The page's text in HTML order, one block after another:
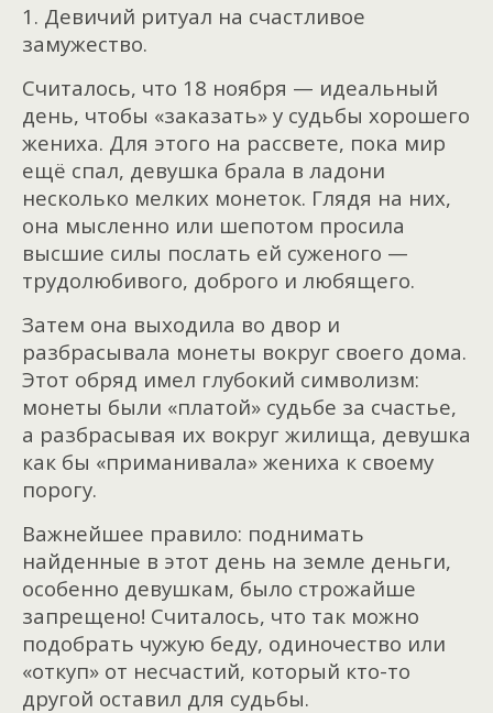
1. Девичий ритуал на счастливое
замужество.
Считалось, что 18 ноября — идеальный
день, чтобы «заказать» у судьбы хорошего
жениха. Для этого на рассвете, пока мир
ещё спал, девушка брала в ладони
несколько мелких монеток. Глядя на них,
она мысленно или шепотом просила
высшие силы послать ей суженого —
трудолюбивого, доброго и любящего.
Затем она выходила во двор и
разбрасывала монеты вокруг своего дома.
Этот обряд имел глубокий символизм:
монеты были «платой» судьбе за счастье,
а разбрасывая их вокруг жилища, девушка
как бы «приманивала» жениха к своему
порогу.
Важнейшее правило: поднимать
найденные в этот день на земле деньги,
особенно девушкам, было строжайше
запрещено! Считалось, что так можно
подобрать чужую беду, одиночество или
«откуп» от несчастий, который кто-то
другой оставил для судьбы.